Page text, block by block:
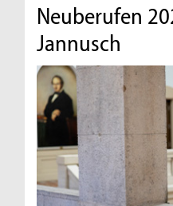
Neuberufen
Jannusch